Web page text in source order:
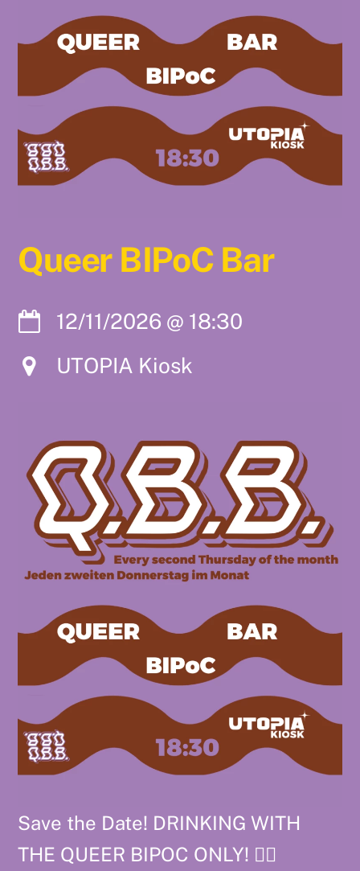
Queer BIPoC Bar
12/11/2026 @ 18:30
UTOPIA Kiosk
Save the Date! DRINKING WITH
THE QUEER BIPOC ONLY! ❤️‍🔥